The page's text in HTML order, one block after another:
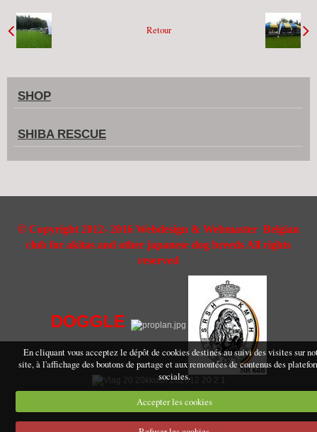
Retour
SHOP
SHIBA RESCUE
© Copyright 2012- 2016 Webdesign & Webmaster Belgian
club for akitas and other japanese dog breeds All rights
reserved
DOGGLE
En cliquant vous acceptez le dépôt de cookies destinés au suivi des visites sur
site, à l'affichage des boutons de partage et aux remontées de contenus des
sociales.
Accepter les cookies